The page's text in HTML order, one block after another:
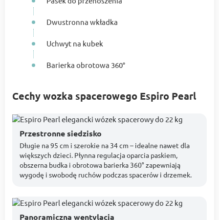
Dwustronna wkładka
Uchwyt na kubek
Barierka obrotowa 360°
Cechy wozka spacerowego Espiro Pearl
Przestronne siedzisko
Długie na 95 cm i szerokie na 34 cm – idealne nawet dla
większych dzieci. Płynna regulacja oparcia paskiem,
obszerna budka i obrotowa barierka 360° zapewniają
wygodę i swobodę ruchów podczas spacerów i drzemek.
Panoramiczna wentylacja